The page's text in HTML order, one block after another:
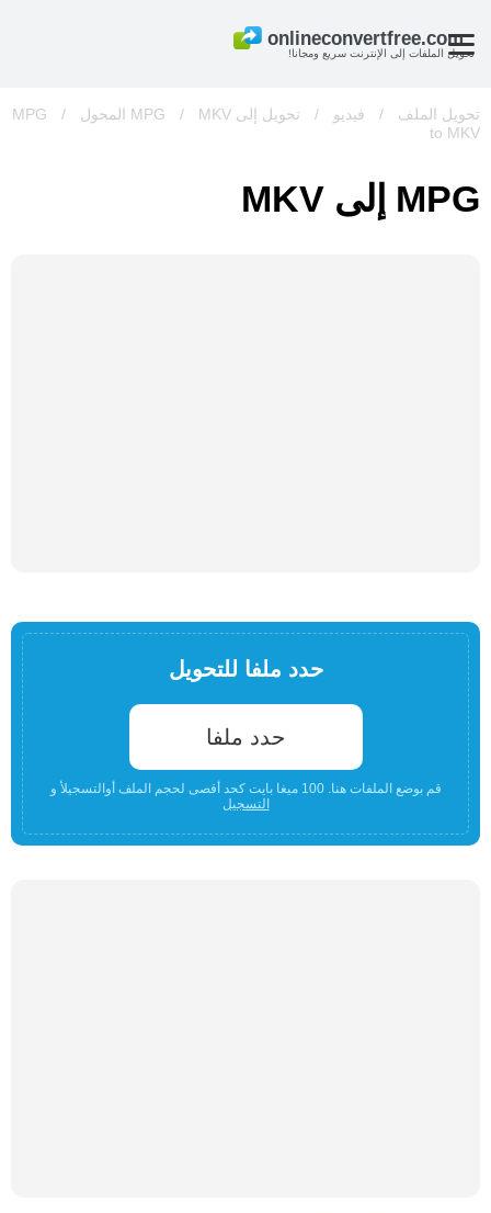
تحويل الملفات إلى الإنترنت سريع ومجانا!
تحويل الملف / فيديو / تحويل إلى MPG / MKV المحول /
MPG
to MKV
MPG إلى MKV
حدد ملفا للتحويل
حدد ملفا
قم بوضع الملفات هنا. 100 ميغا بايت كحد أقصى لحجم الملف أوالتسجيلأ و
التسجيل